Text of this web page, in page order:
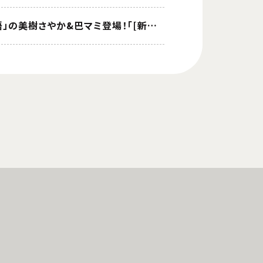
『魔法少女まどか☆マギカ Magia Exedra』、新限定★5キオク 「[新編]叛逆の物語」の美樹さやか&巴マミ登場！「[新編]叛逆の物語」リバイバル上映記念でマギカストーン最大9,000個もらえる！